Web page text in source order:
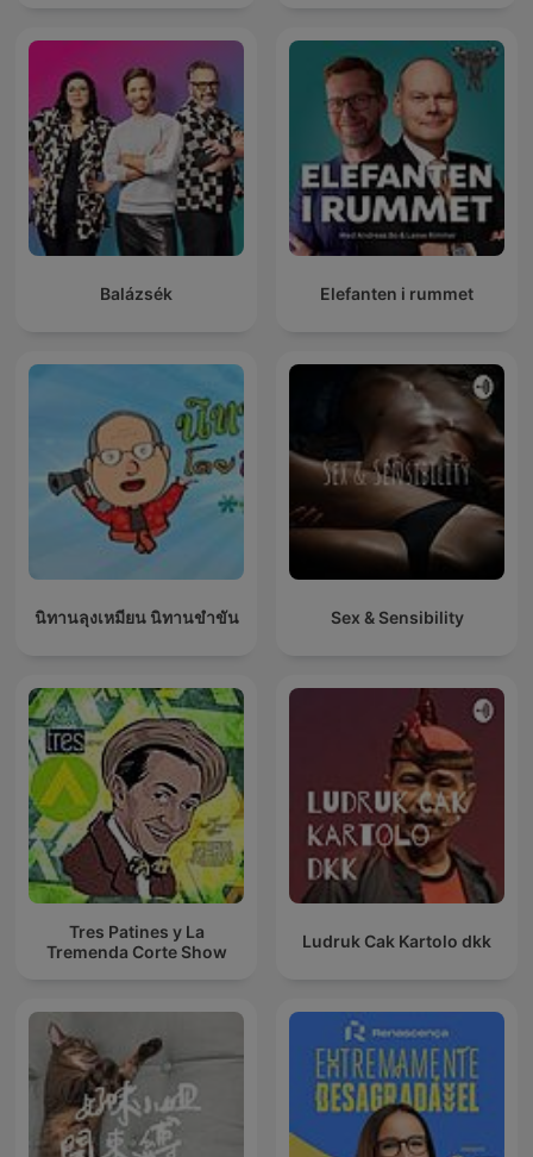
Balázsék Elefanten i rummet
นิทานลุงเหมียน นิทานขำขัน Sex & Sensibility
Tres Patines y La
Tremenda Corte Show
Ludruk Cak Kartolo dkk